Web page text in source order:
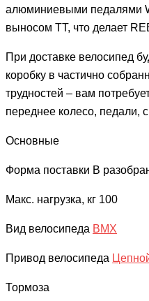
алюминиевыми педалями
выносом ТТ, что делает
При доставке велосипед
коробку в частично
трудностей – вам
переднее колесо, педали,
Основные
Форма поставки В
Макс. нагрузка, кг 100
Вид велосипеда BMX
Привод велосипеда
Тормоза